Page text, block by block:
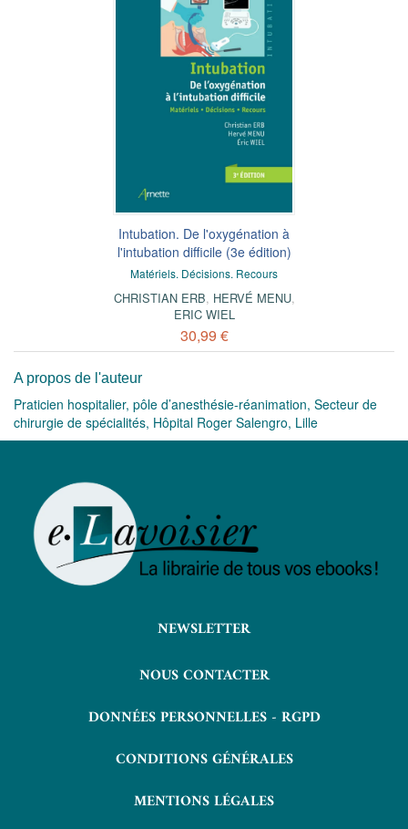
Intubation. De l'oxygénation à
l'intubation difficile (3e édition)
Matériels. Décisions. Recours
CHRISTIAN ERB, HERVÉ MENU,
ERIC WIEL
30,99 €
A propos de l'auteur
Praticien hospitalier, pôle d’anesthésie-réanimation, Secteur de
chirurgie de spécialités, Hôpital Roger Salengro, Lille
NEWSLETTER
NOUS CONTACTER
DONNÉES PERSONNELLES - RGPD
CONDITIONS GÉNÉRALES
MENTIONS LÉGALES